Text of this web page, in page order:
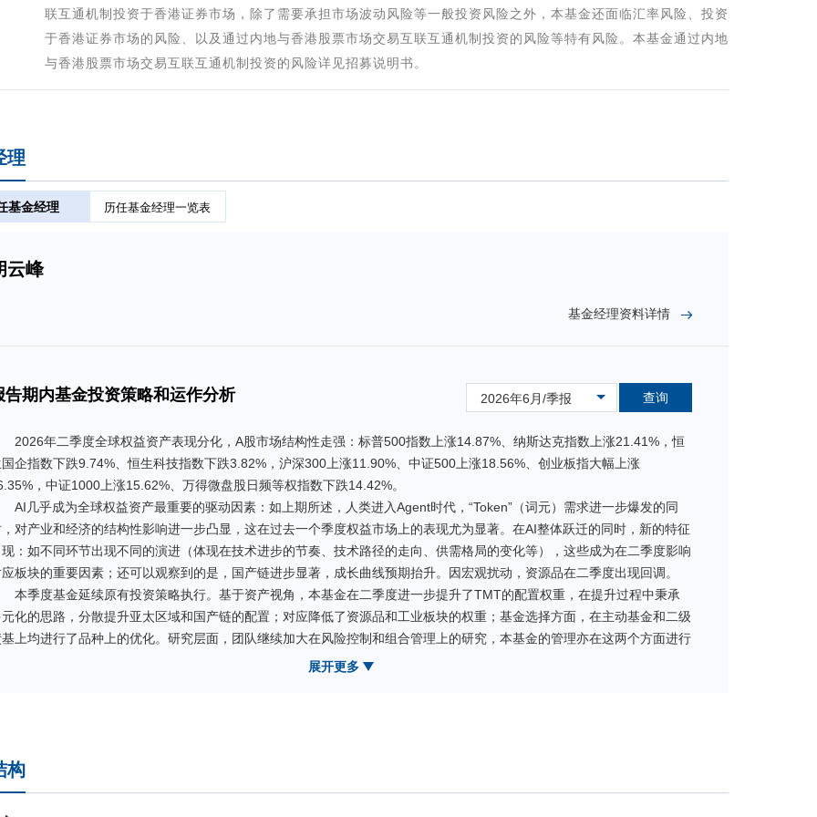
联互通机制投资于香港证券市场，除了需要承担市场波动风险等一般投资风险之外，本基金还面临汇率风险、投资
于香港证券市场的风险、以及通过内地与香港股票市场交易互联互通机制投资的风险等特有风险。本基金通过内地
与香港股票市场交易互联互通机制投资的风险详见招募说明书。
理
基金经理 历任基金经理一览表
云峰
基金经理资料详情
告期内基金投资策略和运作分析 2026年6月/季报 查询
2026年二季度全球权益资产表现分化，A股市场结构性走强：标普500指数上涨14.87%、纳斯达克指数上涨21.41%，恒
企指数下跌9.74%、恒生科技指数下跌3.82%，沪深300上涨11.90%、中证500上涨18.56%、创业板指大幅上涨
，中证1000上涨15.62%、万得微盘股日频等权指数下跌14.42%。
AI几乎成为全球权益资产最重要的驱动因素：如上期所述，人类进入Agent时代，“Token”（词元）需求进一步爆发的同
对产业和经济的结构性影响进一步凸显，这在过去一个季度权益市场上的表现尤为显著。在AI整体跃迁的同时，新的特征
：如不同环节出现不同的演进（体现在技术进步的节奏、技术路径的走向、供需格局的变化等），这些成为在二季度影响
板块的重要因素；还可以观察到的是，国产链进步显著，成长曲线预期抬升。因宏观扰动，资源品在二季度出现回调。
本季度基金延续原有投资策略执行。基于资产视角，本基金在二季度进一步提升了TMT的配置权重，在提升过程中秉承
化的思路，分散提升亚太区域和国产链的配置；对应降低了资源品和工业板块的权重；基金选择方面，在主动基金和二级
上均进行了品种上的优化。研究层面，团队继续加大在风险控制和组合管理上的研究，本基金的管理亦在这两个方面进行
展开更多
构